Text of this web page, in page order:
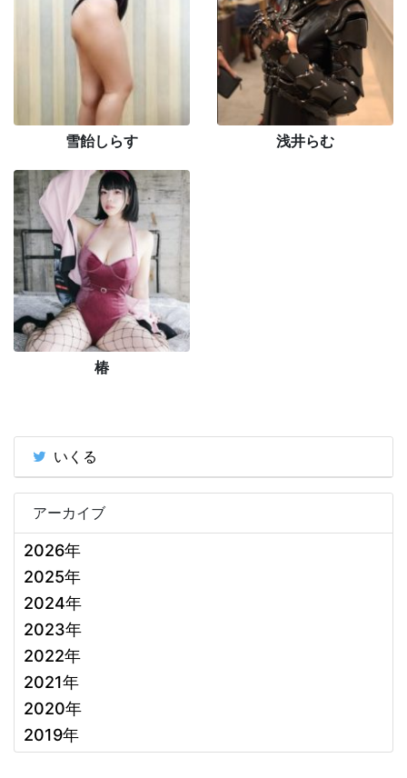
雪飴しらす 浅井らむ
椿
いくる
アーカイブ
2026年
2025年
2024年
2023年
2022年
2021年
2020年
2019年